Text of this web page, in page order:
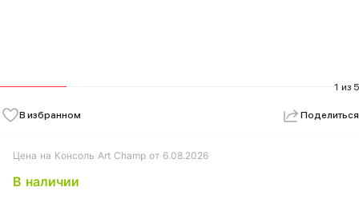
1 из 5
В избранном Поделиться
Цена на Консоль Art Champ от 6.08.2026
В наличии